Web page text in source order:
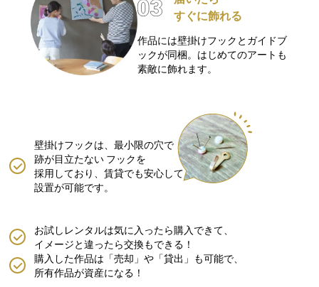
すぐに飾れる
作品には壁掛けフックとガイドブ
ックが同梱。はじめてのアートも
素敵に飾れます。
壁掛けフックは、最小限の穴で
跡が目立たない フックを
採用しており、賃貸でも安心して
設置が可能です。
購入した作品は「売却」や「貸出」も可能で、
所有作品が資産になる！
お試しレンタルは気に入ったら購入できて、
イメージと違ったら交換もできる！